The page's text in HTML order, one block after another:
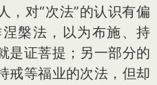
对“次法”的认识有偏
槃法，以为布施、持
是证菩提；另一部分的
戒等福业的次法，但却